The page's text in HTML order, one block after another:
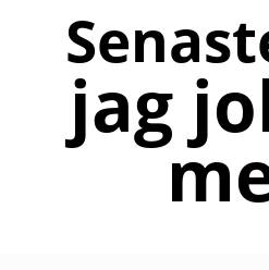
jag